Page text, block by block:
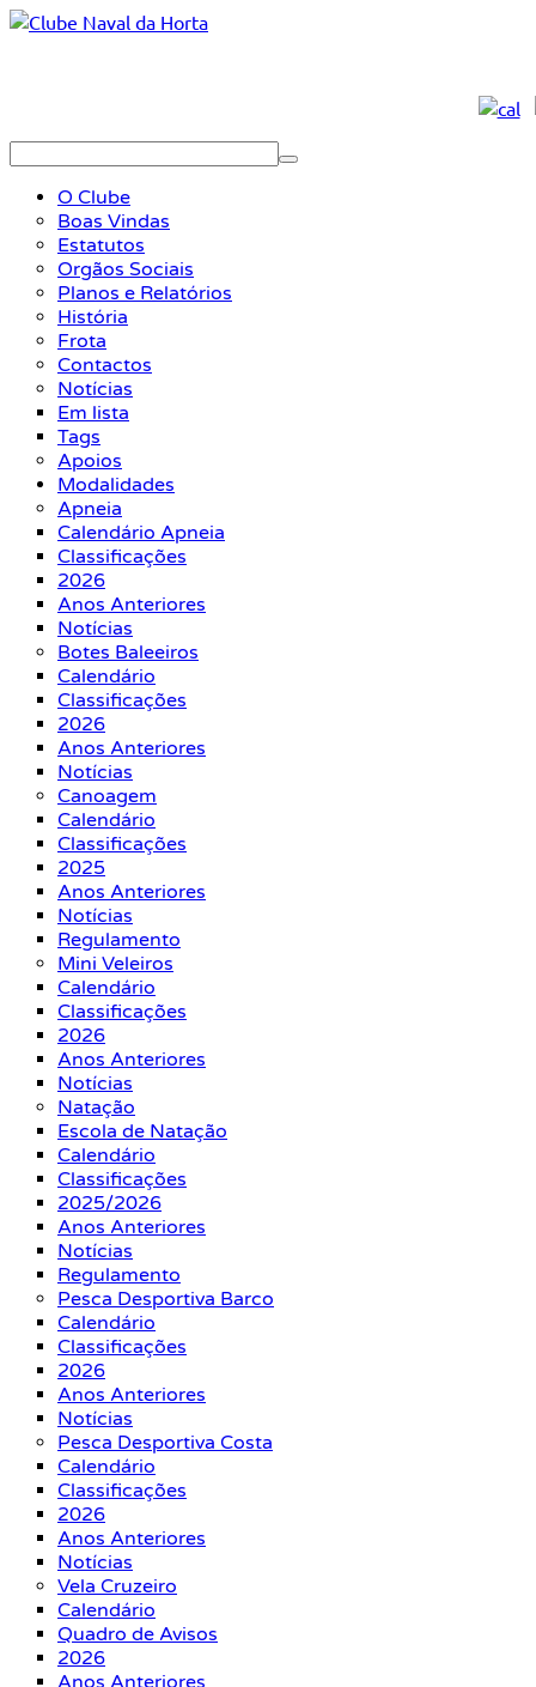
O Clube
Boas Vindas
Estatutos
Orgãos Sociais
Planos e Relatórios
História
Frota
Contactos
Notícias
Em lista
Tags
Apoios
Modalidades
Apneia
Calendário Apneia
Classificações
2026
Anos Anteriores
Notícias
Botes Baleeiros
Calendário
Classificações
2026
Anos Anteriores
Notícias
Canoagem
Calendário
Classificações
2025
Anos Anteriores
Notícias
Regulamento
Mini Veleiros
Calendário
Classificações
2026
Anos Anteriores
Notícias
Natação
Escola de Natação
Calendário
Classificações
2025/2026
Anos Anteriores
Notícias
Regulamento
Pesca Desportiva Barco
Calendário
Classificações
2026
Anos Anteriores
Notícias
Pesca Desportiva Costa
Calendário
Classificações
2026
Anos Anteriores
Notícias
Vela Cruzeiro
Calendário
Quadro de Avisos
2026
Anos Anteriores